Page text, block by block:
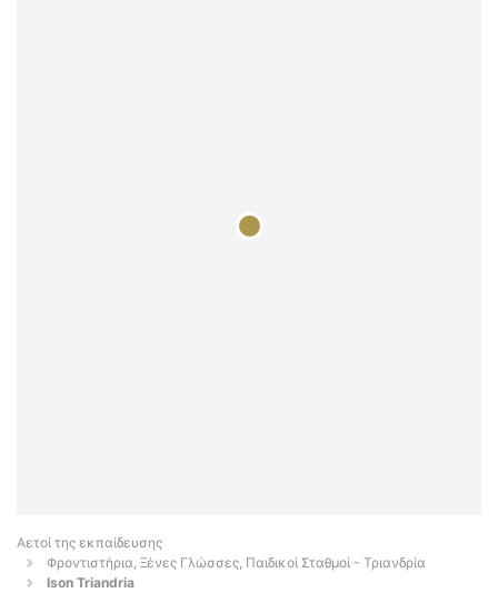
Αετοί της εκπαίδευσης
Φροντιστήρια, Ξένες Γλώσσες, Παιδικοί Σταθμοί - Τριανδρία
Ison Triandria